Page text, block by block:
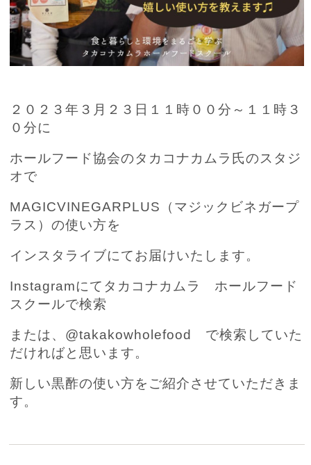
２０２３年３月２３日１１時００分～１１時３
０分に
ホールフード協会のタカコナカムラ氏のスタジ
オで
MAGICVINEGARPLUS（マジックビネガープ
ラス）の使い方を
インスタライブにてお届けいたします。
Instagramにてタカコナカムラ ホールフード
スクールで検索
または、@takakowholefood で検索していた
だければと思います。
新しい黒酢の使い方をご紹介させていただきま
す。